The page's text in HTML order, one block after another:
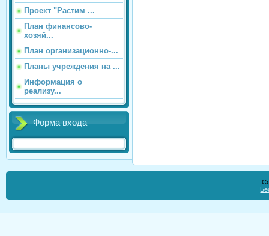
Проект "Растим ...
План финансово-
хозяй...
План организационно-...
Планы учреждения на ...
Информация о
реализу...
Форма входа